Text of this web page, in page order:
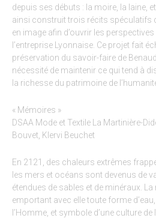
depuis ses débuts : la moire, la laine,
ainsi construit trois récits spéculatifs
en image afin d’ouvrir les
l’entreprise Lyonnaise. Ce projet fait
préservation du savoir-faire de
nécessité de maintenir ce qui tend à
la richesse du patrimoine de
« Mémoires »
DSAA Mode et Textile La Martinière-
Bouvet, Klervi Beuchet
En 2121, des chaleurs extrêmes
les mers et océans sont devenus de
étendues de sables et de minéraux. La
emportant avec elle toute forme
l’Homme, et symbole d’une culture de